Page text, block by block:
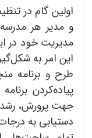
اولین گام در
و مدیر هر
مدیریت خود در
این امر به
طرح و برنامه
پیاده‌کردن
جهت پرورش،
دستیابی به